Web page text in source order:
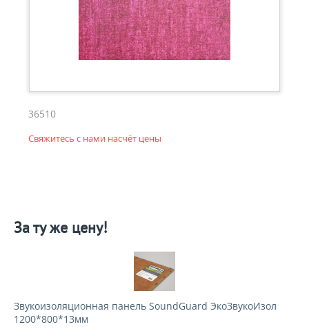
36510
Свяжитесь с нами насчёт цены
За ту же цену!
Звукоизоляционная панель SoundGuard ЭкоЗвукоИзол
1200*800*13мм